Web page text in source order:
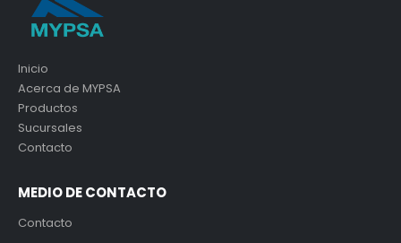
Inicio
Acerca de MYPSA
Productos
Sucursales
Contacto
MEDIO DE CONTACTO
Contacto